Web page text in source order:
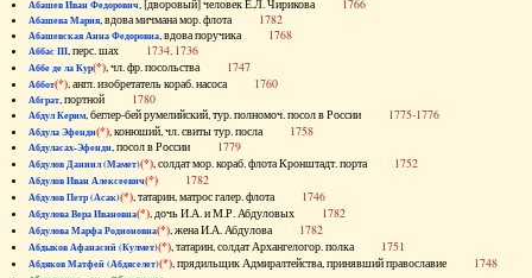
Абашев Иван Федорович, [дворовый] человек Е.Л. Чирикова 1766
Абашева Мария, вдова мичмана мор. флота 1782
Абашевская Анна Федоровна, вдова поручика 1768
Аббас III, перс. шах 1734, 1736
Аббе де ла Кур(*), чл. фр. посольства 1747
Аббот(*), англ. изобретатель кораб. насоса 1760
Абграт, портной 1780
Абдул Керим, беглер-бей румелийский, тур. полномоч. посол в России 1775-1776
Абдула Эфенди(*), конюший, чл. свиты тур. посла 1758
Абдуласах-Эфенди, посол в России 1779
Абдулов Даниил (Мамет)(*), солдат мор. кораб. флота Кронштадт. порта 1752
Абдулов Иван Алексеевич(*) 1782
Абдулов Петр (Асак)(*), татарин, матрос галер. флота 1746
Абдулова Вера Ивановна(*), дочь И.А. и М.Р. Абдуловых 1782
Абдулова Марфа Родионовна(*), жена И.А. Абдулова 1782
Абдыков Афанасий (Кулмет)(*), татарин, солдат Архангелогор. полка 1751
Абдяков Матфей (Абдяселет)(*), прядильщик Адмиралтейства, принявший православие 1748